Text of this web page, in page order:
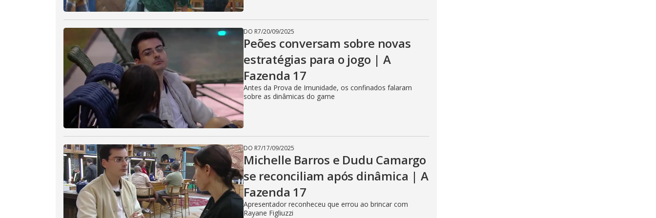
DO R7/20/09/2025
Peões conversam sobre novas
estratégias para o jogo | A
Fazenda 17
Antes da Prova de Imunidade, os confinados falaram
sobre as dinâmicas do game
DO R7/17/09/2025
Michelle Barros e Dudu Camargo
se reconciliam após dinâmica | A
Fazenda 17
Apresentador reconheceu que errou ao brincar com
Rayane Figliuzzi